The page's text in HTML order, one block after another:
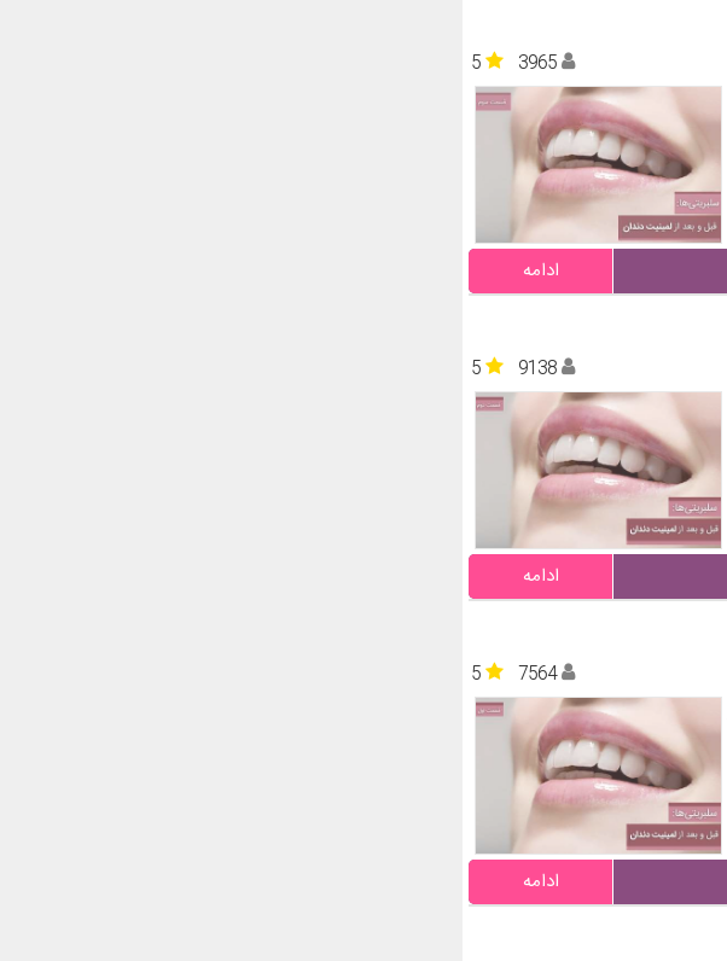
5
3965
ادامه
5
9138
ادامه
5
7564
ادامه